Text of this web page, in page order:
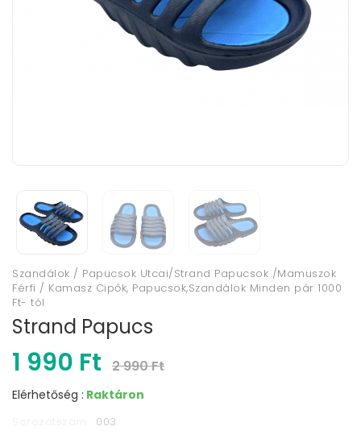
Szandálok / Papucsok Utcai/Strand Papucsok /Mamuszok
Férfi / Kamasz Cipők, Papucsok,Szandálok Minden pár 1000
Ft- tól
Strand Papucs
1 990 Ft 2 990 Ft
Elérhetőség : Raktáron
003